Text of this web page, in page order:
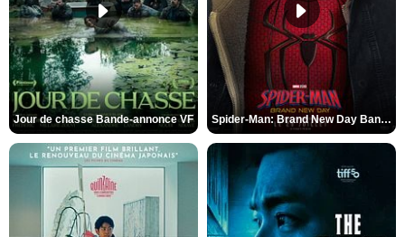
Jour de chasse Bande-annonce VF Spider-Man: Brand New Day Bande-annonce (3) VO STFR